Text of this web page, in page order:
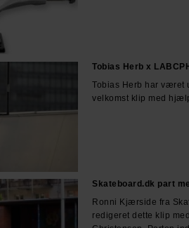
Tobias Herb x
Tobias Herb har været
velkomst klip med
Skateboard.dk part
Ronni Kjærside fra
redigeret dette klip